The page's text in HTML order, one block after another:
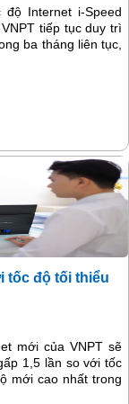
Internet i-Speed
tiếp tục duy trì
ba tháng liên tục,
tốc độ tối thiểu
mới của VNPT sẽ
1,5 lần so với tốc
mới cao nhất trong